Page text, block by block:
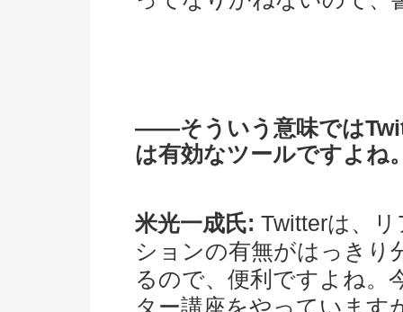
――そういう意味では
は有効なツールですよね
米光一成氏: Twitterは、リ
ションの有無がはっきり
るので、便利ですよね。
ター講座をやっています